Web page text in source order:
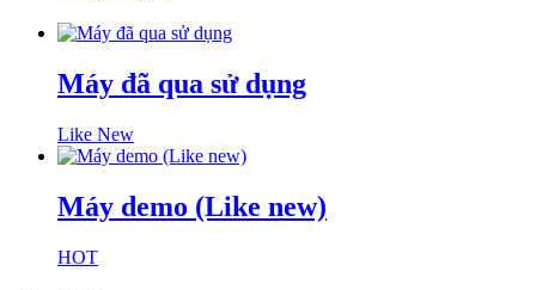
Máy đã qua sử dụng
Like New
Máy demo (Like new)
HOT